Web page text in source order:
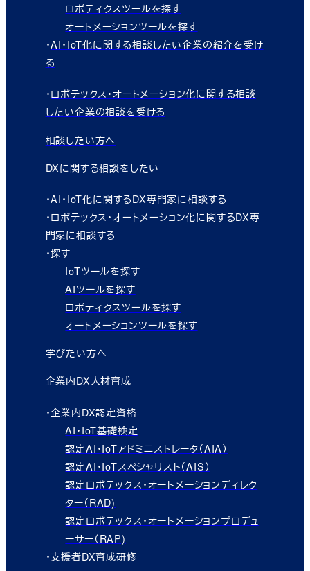
ロボティクスツールを探す
オートメーションツールを探す
・AI・IoT化に関する相談したい企業の紹介を受け
る
・ロボテックス・オートメーション化に関する相談
したい企業の相談を受ける
相談したい方へ
DXに関する相談をしたい
・AI・IoT化に関するDX専門家に相談する
・ロボテックス・オートメーション化に関するDX専
門家に相談する
・探す
IoTツールを探す
AIツールを探す
ロボティクスツールを探す
オートメーションツールを探す
学びたい方へ
企業内DX人材育成
・企業内DX認定資格
AI・IoT基礎検定
認定AI・IoTアドミニストレータ（AIA）
認定AI・IoTスペシャリスト（AIS）
認定ロボテックス・オートメーションディレク
ター（RAD)
認定ロボテックス・オートメーションプロデュ
ーサー（RAP)
・支援者DX育成研修